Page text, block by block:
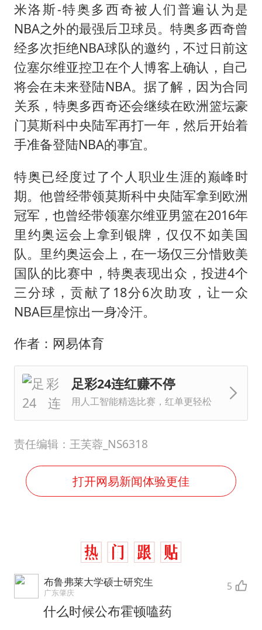
米洛斯-特奥多西奇被人们普遍认为是
NBA之外的最强后卫球员。特奥多西奇曾
经多次拒绝NBA球队的邀约，不过日前这
位塞尔维亚控卫在个人博客上确认，自己
将会在未来登陆NBA。据了解，因为合同
关系，特奥多西奇还会继续在欧洲篮坛豪
门莫斯科中央陆军再打一年，然后开始着
手准备登陆NBA的事宜。
特奥已经度过了个人职业生涯的巅峰时
期。他曾经带领莫斯科中央陆军拿到欧洲
冠军，也曾经带领塞尔维亚男篮在2016年
里约奥运会上拿到银牌，仅仅不如美国
队。里约奥运会上，在一场仅三分惜败美
国队的比赛中，特奥表现出众，投进4个
三分球，贡献了18分6次助攻，让一众
NBA巨星惊出一身冷汗。
作者：网易体育
足彩24连红赚不停
用人工智能精选比赛，红单更轻松
责任编辑：王芙蓉_NS6318
打开网易新闻体验更佳
布鲁弗莱大学硕士研究生
广东肇庆 5
什么时候公布霍顿嗑药